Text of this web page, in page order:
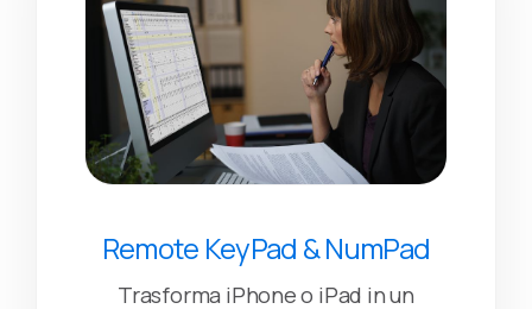
Remote KeyPad & NumPad
Trasforma iPhone o iPad in un